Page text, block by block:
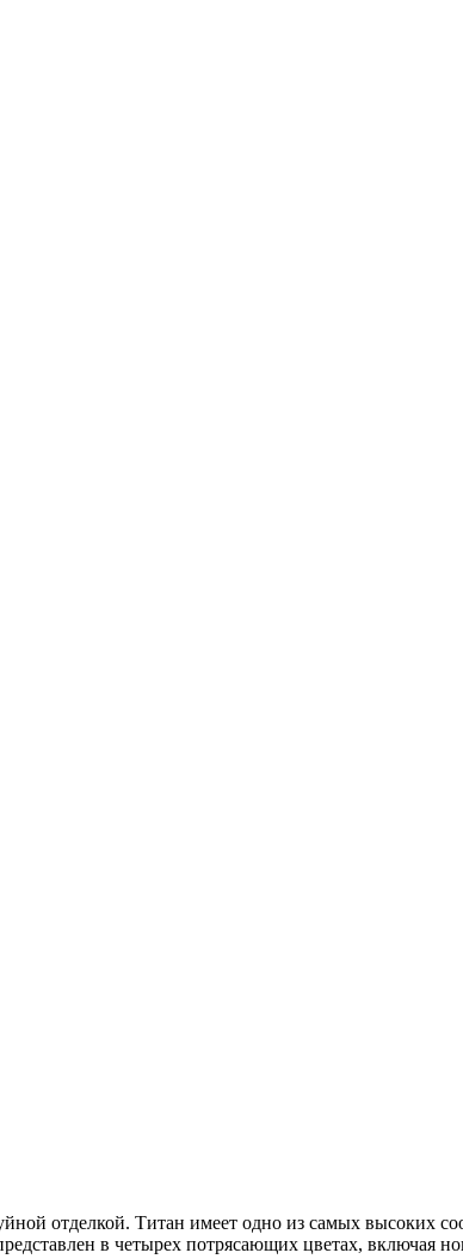
отделкой. Титан имеет одно из самых высоких
в четырех потрясающих цветах, включая